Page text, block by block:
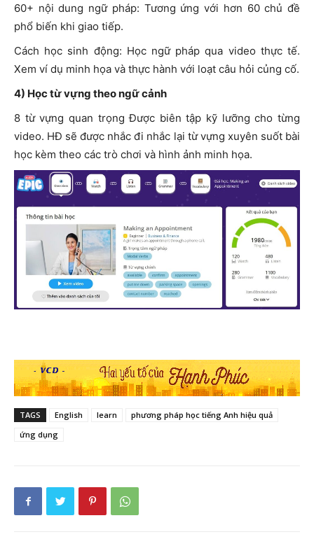
60+ nội dung ngữ pháp: Tương ứng với hơn 60 chủ đề
phổ biến khi giao tiếp.
Cách học sinh động: Học ngữ pháp qua video thực tế.
Xem ví dụ minh họa và thực hành với loạt câu hỏi củng cố.
4) Học từ vựng theo ngữ cảnh
8 từ vựng quan trọng Được biên tập kỹ lưỡng cho từng
video. HĐ sẽ được nhắc đi nhắc lại từ vựng xuyên suốt bài
học kèm theo các trò chơi và hình ảnh minh họa.
TAGS English learn
phương pháp học tiếng Anh hiệu quả
ứng dụng